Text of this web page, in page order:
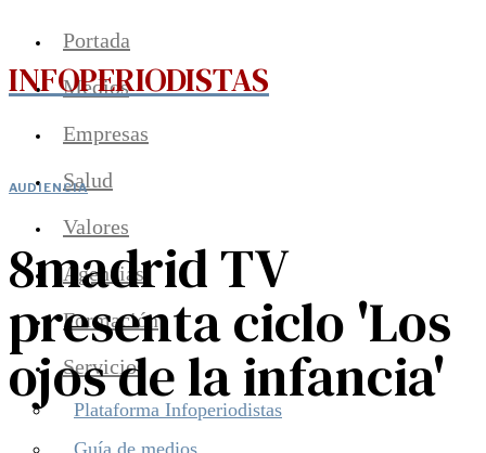
Portada
Medios
Empresas
Salud
Valores
Agencias
Formación
Servicios
Plataforma Infoperiodistas
INFOPERIODISTAS
AUDIENCIA
8madrid TV
presenta ciclo 'Los
ojos de la infancia'